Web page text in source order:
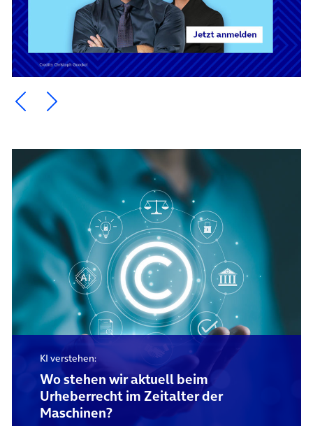
Ein Element zurück blättern
Ein Element weiter blättern
KI verstehen:
Wo stehen wir aktuell beim
Urheberrecht im Zeitalter der
Maschinen?